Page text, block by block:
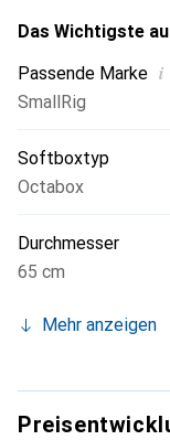
Das Wichtigste
Passende Marke i
SmallRig
Softboxtyp
Octabox
Durchmesser
65 cm
Mehr anzeigen